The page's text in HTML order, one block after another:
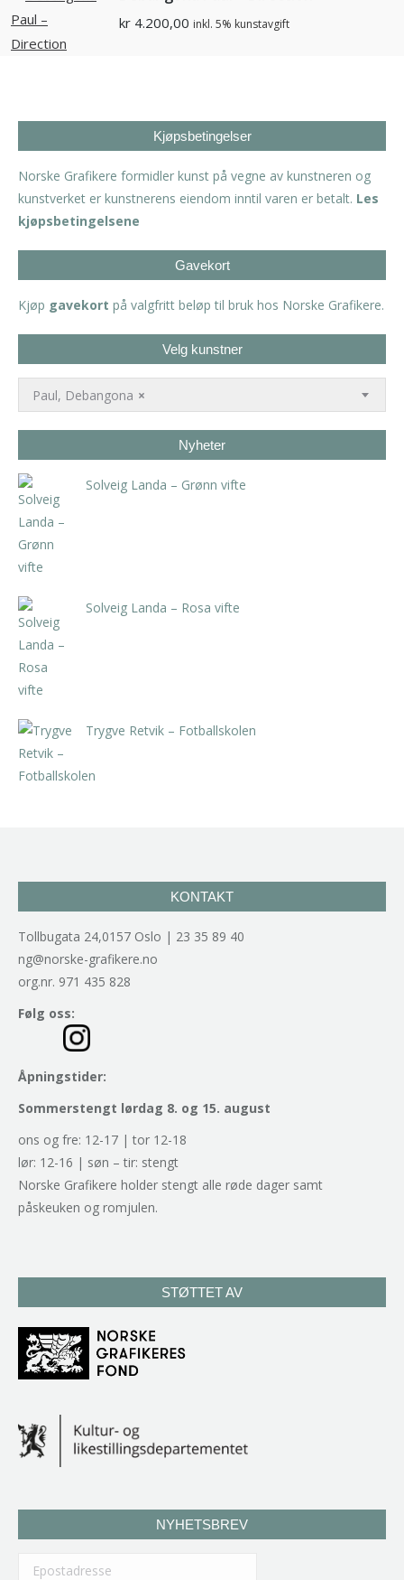
kr 4.200,00 inkl. 5% kunstavgift
Kjøpsbetingelser
Norske Grafikere formidler kunst på vegne av kunstneren og
kunstverket er kunstnerens eiendom inntil varen er betalt. Les
kjøpsbetingelsene
Gavekort
Kjøp gavekort på valgfritt beløp til bruk hos Norske Grafikere.
Velg kunstner
×
Paul, Debangona
Nyheter
Solveig Landa – Grønn vifte
Solveig Landa – Rosa vifte
Trygve Retvik – Fotballskolen
KONTAKT
Tollbugata 24,0157 Oslo | 23 35 89 40
ng@norske-grafikere.no
org.nr. 971 435 828
Følg oss:
Åpningstider:
Sommerstengt lørdag 8. og 15. august
ons og fre: 12-17 | tor 12-18
lør: 12-16 | søn – tir: stengt
Norske Grafikere holder stengt alle røde dager samt
påskeuken og romjulen.
STØTTET AV
NYHETSBREV